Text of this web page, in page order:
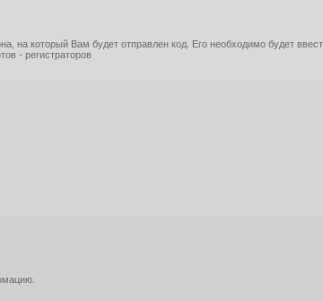
на который Вам будет отправлен код. Его необходимо будет
- регистраторов